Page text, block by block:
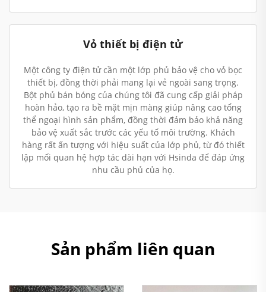
Vỏ thiết bị điện tử
Một công ty điện tử cần một lớp phủ bảo vệ cho vỏ bọc
thiết bị, đồng thời phải mang lại vẻ ngoài sang trọng.
Bột phủ bán bóng của chúng tôi đã cung cấp giải pháp
hoàn hảo, tạo ra bề mặt mịn màng giúp nâng cao tổng
thể ngoại hình sản phẩm, đồng thời đảm bảo khả năng
bảo vệ xuất sắc trước các yếu tố môi trường. Khách
hàng rất ấn tượng với hiệu suất của lớp phủ, từ đó thiết
lập mối quan hệ hợp tác dài hạn với Hsinda để đáp ứng
nhu cầu phủ của họ.
Sản phẩm liên quan